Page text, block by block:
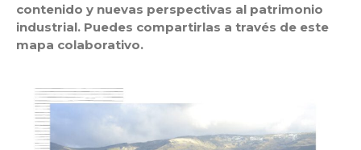
contenido y nuevas perspectivas al patrimonio
industrial. Puedes compartirlas a través de este
mapa colaborativo.